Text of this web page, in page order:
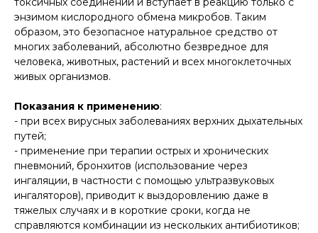
энзимом кислородного обмена микробов. Таким
образом, это безопасное натуральное средство от
многих заболеваний, абсолютно безвредное для
человека, животных, растений и всех многоклеточных
живых организмов.
Показания к применению:
- при всех вирусных заболеваниях верхних дыхательных
путей;
- применение при терапии острых и хронических
пневмоний, бронхитов (использование через
ингаляции, в частности с помощью ультразвуковых
ингаляторов), приводит к выздоровлению даже в
тяжелых случаях и в короткие сроки, когда не
справляются комбинации из нескольких антибиотиков;